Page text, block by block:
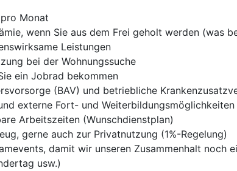
Monat
wenn Sie aus dem Frei geholt werden (was
Leistungen
bei der Wohnungssuche
ein Jobrad bekommen
(BAV) und betriebliche
externe Fort- und Weiterbildungsmöglichkeiten
Arbeitszeiten (Wunschdienstplan)
gerne auch zur Privatnutzung (1%-Regelung)
damit wir unseren Zusammenhalt noch
usw.)